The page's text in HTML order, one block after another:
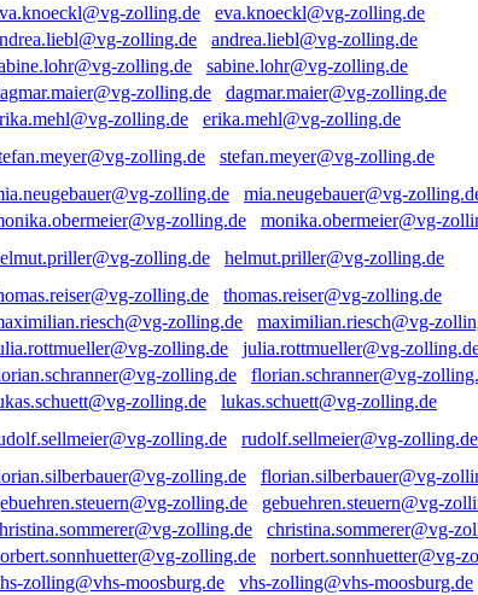
eva.knoeckl@vg-zolling.de
andrea.liebl@vg-zolling.de
sabine.lohr@vg-zolling.de
dagmar.maier@vg-zolling.de
erika.mehl@vg-zolling.de
stefan.meyer@vg-zolling.de
mia.neugebauer@vg-
monika.obermeier@vg-
helmut.priller@vg-zolling.de
thomas.reiser@vg-zolling.de
maximilian.riesch@vg-
julia.rottmueller@vg-
florian.schranner@vg-
lukas.schuett@vg-zolling.de
rudolf.sellmeier@vg-zolling.de
florian.silberbauer@vg-
gebuehren.steuern@vg-
christina.sommerer@vg-
norbert.sonnhuetter@vg-
vhs-zolling@vhs-moosburg.de